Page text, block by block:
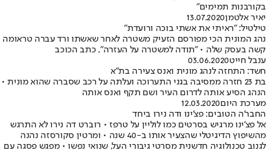
בקורבנות תמימים"
יאיר אלטמן13.07.2020
טילטיל: "ראיתי את אשתי בוכה ורועדת"
נהג המונית הכי מפורסם הזעיק משטרה לאחר שאשתו ורד עברה טראומה
קשה בעסק שלה • "תודה למשטרה על העזרה", כתב הכוכב
ענבל חייט03.06.2020
חשד: התחזה לנהג מונית ואנס צעירה בת"א
בת 23 חזרה ממסיבה בגני התערוכה ועלתה על רכב שסברה שהוא מונית •
הנהג הסיע אותה לדרום העיר ושם תקף ואנס אותה
מערכת היום12.03.2020
החבר'ה הטובים: פצ'ינו ודה נירו ביחד
אל פצ'ינו מרגיש בסרטים כמו לוליין על טרפז • רוברט דה נירו לא התרגש
מהשיפוץ הדיגיטלי שהצעיר אותו ב-40 שנה • ומרטין סקורסזה נהנה
לגנוב טכנולוגיה חדשנית מסרטי גיבורי העל, שנואי נפשו • מפגש פסגה עם